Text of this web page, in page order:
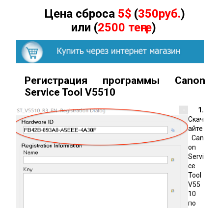
Цена сброса 5$ (350руб.)
или (2500 теңге)
Регистрация программы Canon
Service Tool V5510
1.
Скач
айте
Can
on
Servi
ce
Tool
V55
10
по